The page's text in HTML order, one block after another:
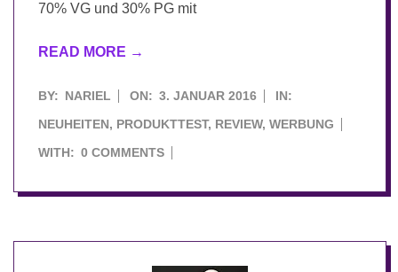
70% VG und 30% PG mit
READ MORE →
2016-
01-
03
BY: NARIEL ON: 3. JANUAR 2016 IN:
NEUHEITEN , PRODUKTTEST, REVIEW,WERBUNG
WITH: 0 COMMENTS